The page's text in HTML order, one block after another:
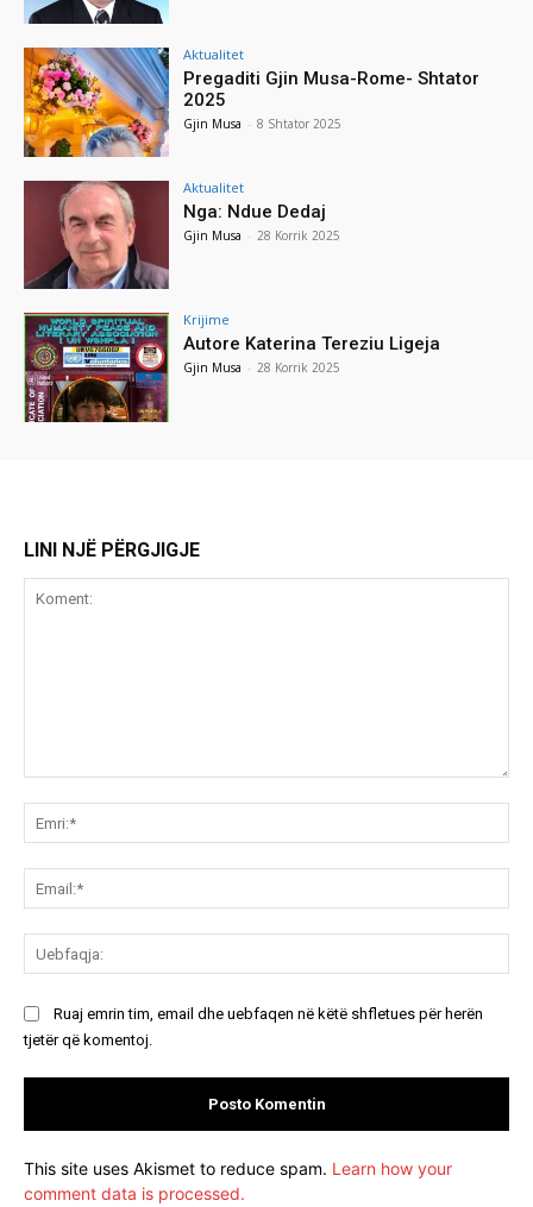
Aktualitet
Pregaditi Gjin Musa-Rome- Shtator
2025
Gjin Musa - 8 Shtator 2025
Aktualitet
Nga: Ndue Dedaj
Gjin Musa - 28 Korrik 2025
Krijime
Autore Katerina Tereziu Ligeja
Gjin Musa - 28 Korrik 2025
LINI NJË PËRGJIGJE
Ruaj emrin tim, email dhe uebfaqen në këtë shfletues për herën
tjetër që komentoj.
This site uses Akismet to reduce spam. Learn how your
comment data is processed.